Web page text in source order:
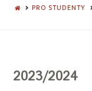
HOMEPRO STUDENTY
2023/2024